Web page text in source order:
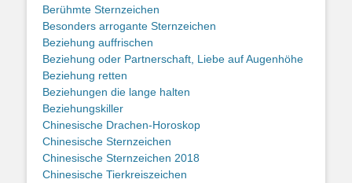
Berühmte Sternzeichen
Besonders arrogante Sternzeichen
Beziehung auffrischen
Beziehung oder Partnerschaft, Liebe auf Augenhöhe
Beziehung retten
Beziehungen die lange halten
Beziehungskiller
Chinesische Drachen-Horoskop
Chinesische Sternzeichen
Chinesische Sternzeichen 2018
Chinesische Tierkreiszeichen